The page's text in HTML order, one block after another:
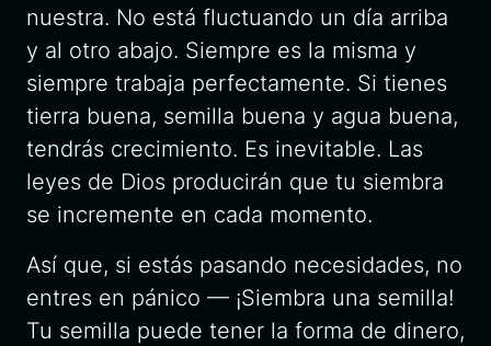
nuestra. No está fluctuando un día arriba
y al otro abajo. Siempre es la misma y
siempre trabaja perfectamente. Si tienes
tierra buena, semilla buena y agua buena,
tendrás crecimiento. Es inevitable. Las
leyes de Dios producirán que tu siembra
se incremente en cada momento.
Así que, si estás pasando necesidades, no
entres en pánico — ¡Siembra una semilla!
Tu semilla puede tener la forma de dinero,